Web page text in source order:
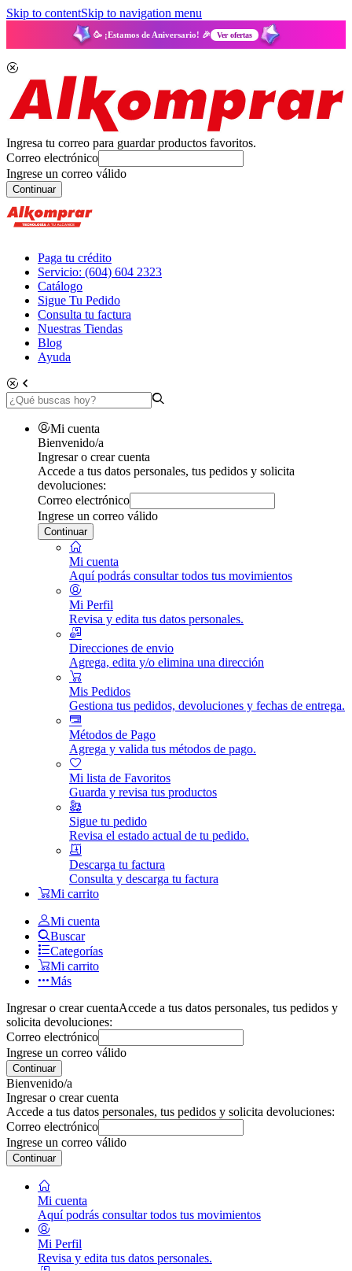
Skip to contentSkip to navigation menu
🥳 ¡Estamos de Aniversario! 🎉 Ver ofertas
Ingresa tu correo para guardar productos favoritos.
Correo electrónico
Ingrese un correo válido
Continuar
Paga tu crédito
Servicio: (604) 604 2323
Catálogo
Sigue Tu Pedido
Consulta tu factura
Nuestras Tiendas
Blog
Ayuda
Mi cuenta
Bienvenido/a
Ingresar o crear cuenta
Accede a tus datos personales, tus pedidos y solicita
devoluciones:
Correo electrónico
Ingrese un correo válido
Continuar
Mi cuenta
Aquí podrás consultar todos tus movimientos
Mi Perfil
Revisa y edita tus datos personales.
Direcciones de envio
Agrega, edita y/o elimina una dirección
Mis Pedidos
Gestiona tus pedidos, devoluciones y fechas de entrega.
Métodos de Pago
Agrega y valida tus métodos de pago.
Mi lista de Favoritos
Guarda y revisa tus productos
Sigue tu pedido
Revisa el estado actual de tu pedido.
Descarga tu factura
Consulta y descarga tu factura
Mi carrito
Mi cuenta
Buscar
Categorías
Mi carrito
Más
Ingresar o crear cuentaAccede a tus datos personales, tus pedidos y
solicita devoluciones:
Correo electrónico
Ingrese un correo válido
Continuar
Bienvenido/a
Ingresar o crear cuenta
Accede a tus datos personales, tus pedidos y solicita devoluciones:
Correo electrónico
Ingrese un correo válido
Continuar
Mi cuenta
Aquí podrás consultar todos tus movimientos
Mi Perfil
Revisa y edita tus datos personales.